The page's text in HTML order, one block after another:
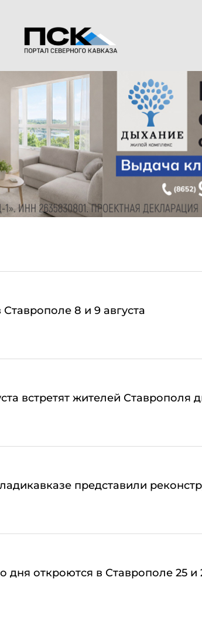
8 и 9 августа
встретят жителей Ставрополя
представили
дня откроются в Ставрополе 25 и